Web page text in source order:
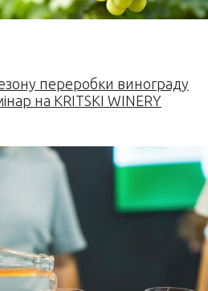
переробки винограду
на KRITSKI WINERY